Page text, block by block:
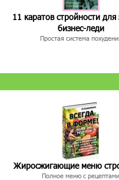
11 каратов стройности для
бизнес-леди
Простая система
Жиросжигающие меню
Полное меню с рецептами